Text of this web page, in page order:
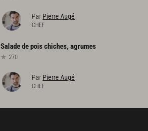
Par Pierre Augé
CHEF
Saladedepoischiches, agrumes
270
Par Pierre Augé
CHEF